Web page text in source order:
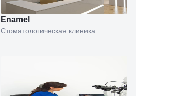
Enamel
Стоматологическая клиника